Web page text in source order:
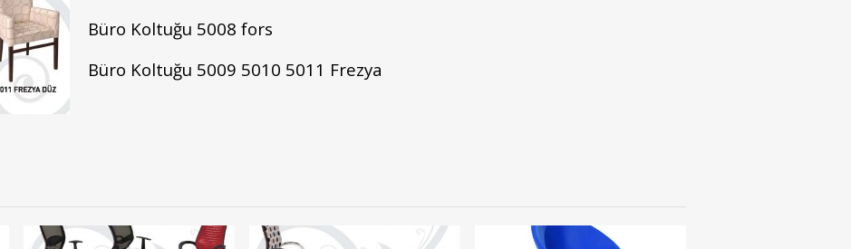
Büro Koltuğu 5008 fors
Büro Koltuğu 5009 5010 5011 Frezya